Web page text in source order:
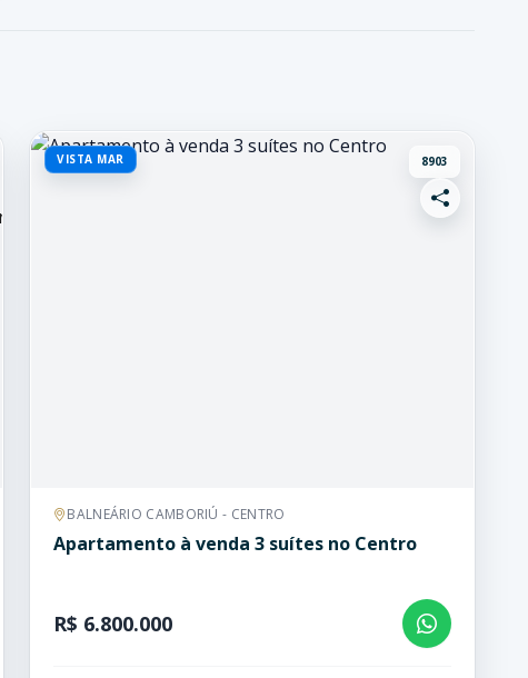
VISTA MAR 8903
BALNEÁRIO CAMBORIÚ - CENTRO
Apartamento à venda 3 suítes no Centro
R$ 6.800.000